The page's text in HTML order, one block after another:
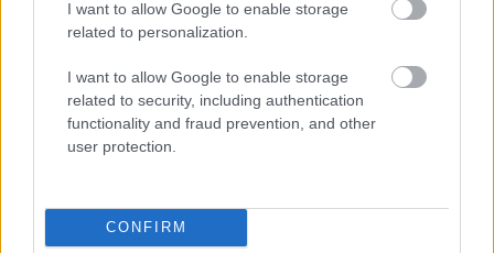
I want to allow Google to enable storage
related to personalization.
I want to allow Google to enable storage
related to security, including authentication
functionality and fraud prevention, and other
user protection.
CONFIRM
ÉNEKLÉS FEKVE
Takeucsi Jutaka
Ókura Motonari